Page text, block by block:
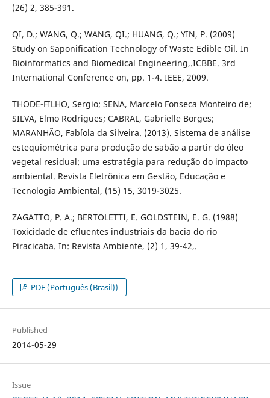
(26) 2, 385-391.
QI, D.; WANG, Q.; WANG, QI.; HUANG, Q.; YIN, P. (2009)
Study on Saponification Technology of Waste Edible Oil. In
Bioinformatics and Biomedical Engineering,.ICBBE. 3rd
International Conference on, pp. 1-4. IEEE, 2009.
THODE-FILHO, Sergio; SENA, Marcelo Fonseca Monteiro de;
SILVA, Elmo Rodrigues; CABRAL, Gabrielle Borges;
MARANHÃO, Fabíola da Silveira. (2013). Sistema de análise
estequiométrica para produção de sabão a partir do óleo
vegetal residual: uma estratégia para redução do impacto
ambiental. Revista Eletrônica em Gestão, Educação e
Tecnologia Ambiental, (15) 15, 3019-3025.
ZAGATTO, P. A.; BERTOLETTI, E. GOLDSTEIN, E. G. (1988)
Toxicidade de efluentes industriais da bacia do rio
Piracicaba. In: Revista Ambiente, (2) 1, 39-42,.
PDF (Português (Brasil))
Published
2014-05-29
Issue